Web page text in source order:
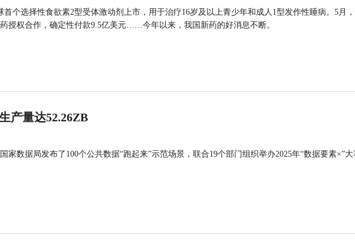
个选择性食欲素2型受体激动剂上市，用于治疗16岁及以上青少年和成人1型发作性睡病。5月
授权合作，确定性付款9.5亿美元……今年以来，我国新药的好消息不断。
产量达52.26ZB
家数据局发布了100个公共数据“跑起来”示范场景，联合19个部门组织举办2025年“数据要素×”大